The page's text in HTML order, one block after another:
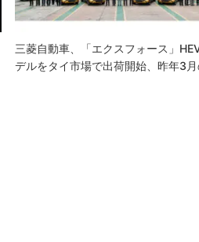
三菱自動車、「エクスフォース」
デルをタイ市場で出荷開始、昨年3